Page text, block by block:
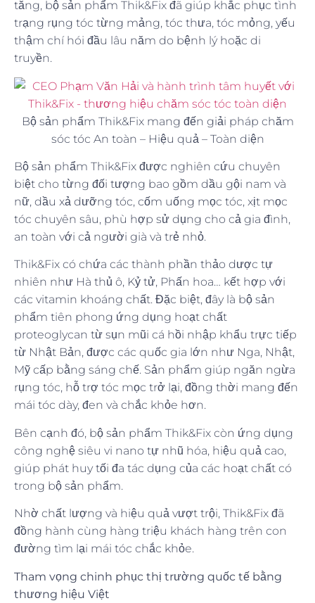
tăng, bộ sản phẩm Thik&Fix đã giúp khắc phục tình
trạng rụng tóc từng mảng, tóc thưa, tóc mỏng, yếu
thậm chí hói đầu lâu năm do bệnh lý hoặc di
truyền.
Bộ sản phẩm Thik&Fix mang đến giải pháp chăm
sóc tóc An toàn – Hiệu quả – Toàn diện
Bộ sản phẩm Thik&Fix được nghiên cứu chuyên
biệt cho từng đối tượng bao gồm dầu gội nam và
nữ, dầu xả dưỡng tóc, cốm uống mọc tóc, xịt mọc
tóc chuyên sâu, phù hợp sử dụng cho cả gia đình,
an toàn với cả người già và trẻ nhỏ.
Thik&Fix có chứa các thành phần thảo dược tự
nhiên như Hà thủ ô, Kỷ tử, Phấn hoa… kết hợp với
các vitamin khoáng chất. Đặc biệt, đây là bộ sản
phẩm tiên phong ứng dụng hoạt chất
proteoglycan từ sụn mũi cá hồi nhập khẩu trực tiếp
từ Nhật Bản, được các quốc gia lớn như Nga, Nhật,
Mỹ cấp bằng sáng chế. Sản phẩm giúp ngăn ngừa
rụng tóc, hỗ trợ tóc mọc trở lại, đồng thời mang đến
mái tóc dày, đen và chắc khỏe hơn.
Bên cạnh đó, bộ sản phẩm Thik&Fix còn ứng dụng
công nghệ siêu vi nano tự nhũ hóa, hiệu quả cao,
giúp phát huy tối đa tác dụng của các hoạt chất có
trong bộ sản phẩm.
Nhờ chất lượng và hiệu quả vượt trội, Thik&Fix đã
đồng hành cùng hàng triệu khách hàng trên con
đường tìm lại mái tóc chắc khỏe.
Tham vọng chinh phục thị trường quốc tế bằng
thương hiệu Việt